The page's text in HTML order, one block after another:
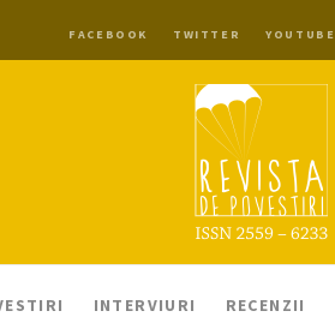
FACEBOOK TWITTER YOUTUBE
INTERVIURI RECENZII